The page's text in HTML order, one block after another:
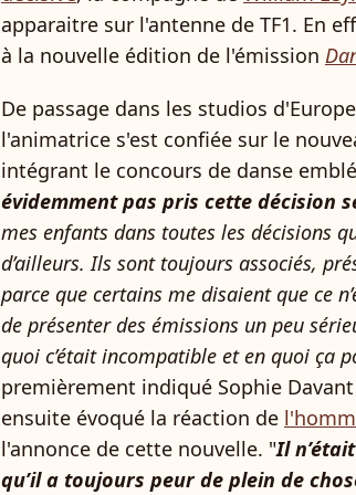
apparaitre sur l'antenne de TF1. En
à la nouvelle édition de l'émission
De passage dans les studios
l'animatrice s'est confiée sur le
intégrant le concours de danse
évidemment pas pris cette décision
mes enfants dans toutes les décisions
d’ailleurs. Ils sont toujours associés,
parce que certains me disaient que ce
de présenter des émissions un peu
quoi c’était incompatible et en quoi ça
premièrement indiqué Sophie
ensuite évoqué la réaction de
l'annonce de cette nouvelle. "Il
qu’il a toujours peur de plein de